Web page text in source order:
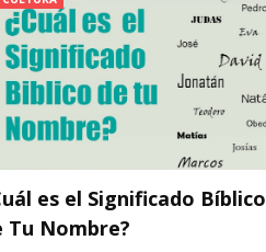
es el Significado Bíblico
Tu Nombre?